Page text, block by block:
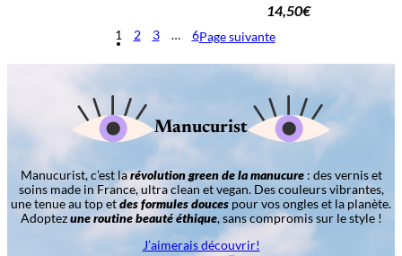
14,50€
1 2 3 … 6Page suivante
Manucurist
Manucurist, c’est larévolution green de la manucure: des vernis et
soins made in France, ultra clean et vegan. Des couleurs vibrantes,
une tenue au top etdes formules douces pour vos ongles et la planète.
Adoptezune routine beauté éthique, sans compromis sur le style !
J’aimerais découvrir!